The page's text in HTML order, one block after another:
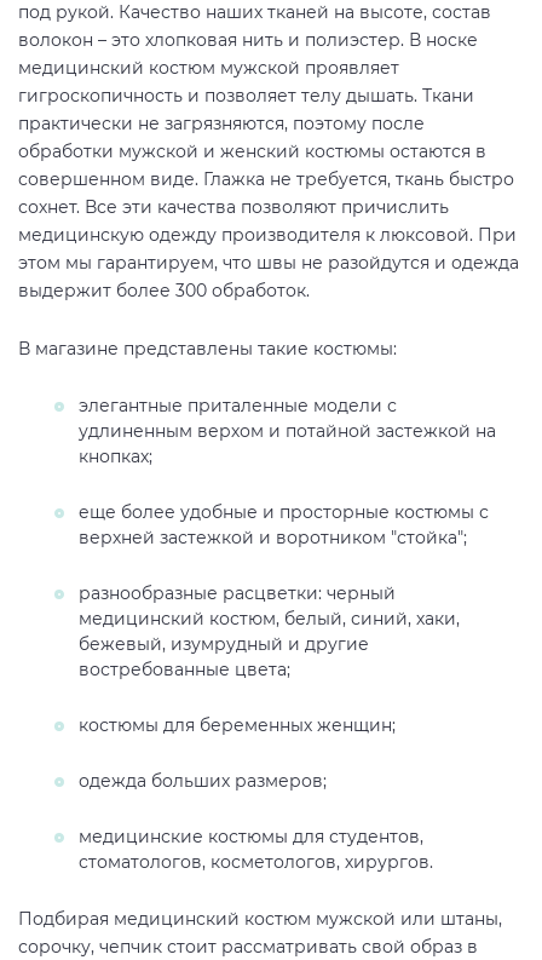
под рукой. Качество наших тканей на высоте, состав
волокон – это хлопковая нить и полиэстер. В носке
медицинский костюм мужской проявляет
гигроскопичность и позволяет телу дышать. Ткани
практически не загрязняются, поэтому после
обработки мужской и женский костюмы остаются в
совершенном виде. Глажка не требуется, ткань быстро
сохнет. Все эти качества позволяют причислить
медицинскую одежду производителя к люксовой. При
этом мы гарантируем, что швы не разойдутся и одежда
выдержит более 300 обработок.
В магазине представлены такие костюмы:
элегантные приталенные модели с
удлиненным верхом и потайной застежкой на
кнопках;
еще более удобные и просторные костюмы с
верхней застежкой и воротником "стойка";
разнообразные расцветки: черный
медицинский костюм, белый, синий, хаки,
бежевый, изумрудный и другие
востребованные цвета;
костюмы для беременных женщин;
одежда больших размеров;
медицинские костюмы для студентов,
стоматологов, косметологов, хирургов.
Подбирая медицинский костюм мужской или штаны,
сорочку, чепчик стоит рассматривать свой образ в